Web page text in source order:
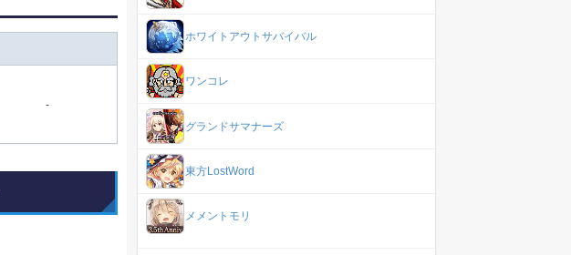
-
ホワイトアウトサバイバル
ワンコレ
グランドサマナーズ
東方LostWord
メメントモリ